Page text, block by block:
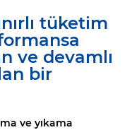
tüketim
ve devamlı
bir
ve yıkama